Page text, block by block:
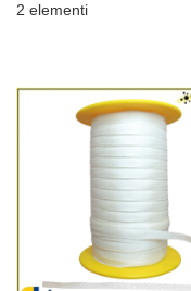
2 elementi